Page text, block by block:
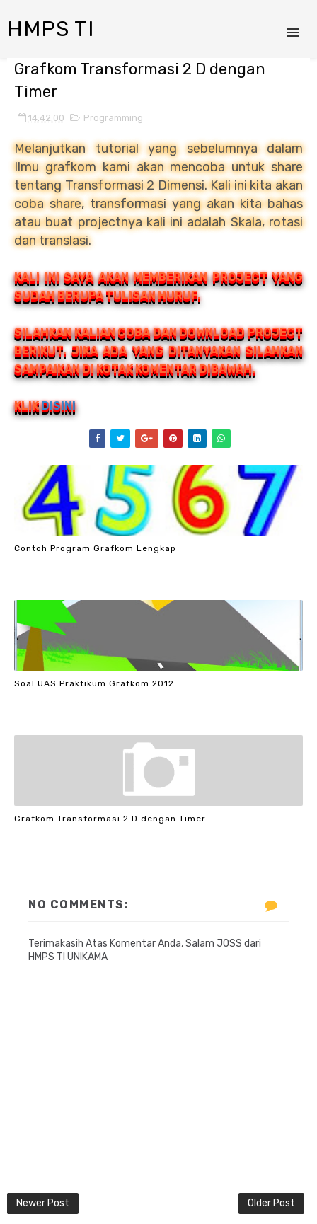
HMPS TI
Grafkom Transformasi 2 D dengan
Timer
14:42:00 Programming
Melanjutkan tutorial yang sebelumnya dalam
Ilmu grafkom kami akan mencoba untuk share
tentang Transformasi 2 Dimensi. Kali ini kita akan
coba share, transformasi yang akan kita bahas
atau buat projectnya kali ini adalah Skala, rotasi
dan translasi.
KALI INI SAYA AKAN MEMBERIKAN PROJECT YANG
SUDAH BERUPA TULISAN HURUF.
SILAHKAN KALIAN COBA DAN DOWNLOAD PROJECT
BERIKUT. JIKA ADA YANG DITANYAKAN SILAHKAN
SAMPAIKAN DI KOTAK KOMENTAR DIBAWAH.
KLIKDISINI
Contoh Program Grafkom Lengkap
Soal UAS Praktikum Grafkom 2012
Grafkom Transformasi 2 D dengan Timer
NO COMMENTS:
Terimakasih Atas Komentar Anda, Salam JOSS dari
HMPS TI UNIKAMA
Newer Post Older Post